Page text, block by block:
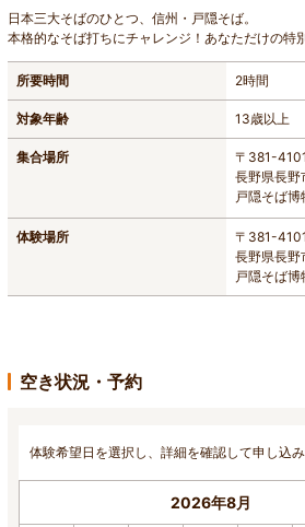
日本三大そばのひとつ、信州・戸隠そば。
本格的なそば打ちにチャレンジ！あなただけの特
所要時間 2時間
対象年齢 13歳以上
集合場所
〒381-4101
長野県長
戸隠そば
体験場所
〒381-4101
長野県長
戸隠そば
空き状況・予約
体験希望日を選択し、詳細を確認して申し込み
2026年8月